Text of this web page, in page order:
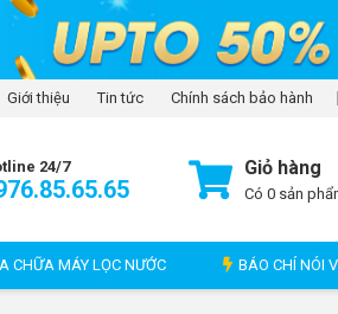
Giới thiệu Tin tức Chính sách bảo hành
24/7 Giỏ hàng
Có 0 sản
CHỮA MÁY LỌC NƯỚC BÁO CHÍ NÓI